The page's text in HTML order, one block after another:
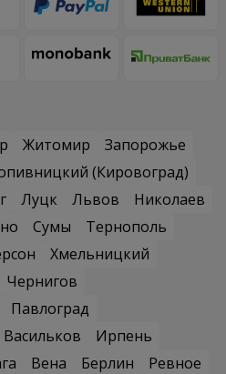
Житомир
Запорожье
(Кировоград)
Луцк Львов
Николаев
Сумы
Тернополь
Хмельницкий
Чернигов
Павлоград
Васильков
Ирпень
Вена Берлин
Ревное